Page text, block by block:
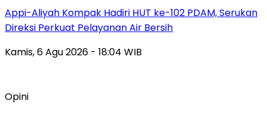
Appi-Aliyah Kompak Hadiri HUT ke-102 PDAM, Serukan
Direksi Perkuat Pelayanan Air Bersih
Kamis, 6 Agu 2026 - 18:04 WIB
Opini